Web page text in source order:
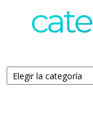
Categorías